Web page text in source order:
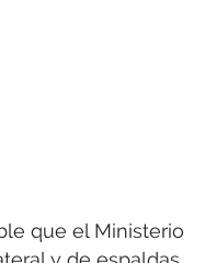
que el Ministerio